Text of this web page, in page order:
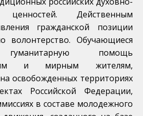
ценностей. Действенным
гражданской позиции
волонтерство. Обучающиеся
помощь
и мирным жителям,
освобожденных территориях
Российской Федерации,
в составе молодежного